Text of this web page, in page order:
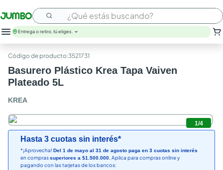
¿Qué estás buscando?
Entrega o retiro, tú eliges.
:3521731
Basurero Plástico Krea Tapa Vaiven
Plateado 5L
KREA
1/4
Hasta 3 cuotas sin interés*
*¡Aprovecha! Del 1 de mayo al 31 de agosto paga en 3 cuotas sin interés
en comprassuperiores a $1.500.000. Aplica para compras online y
pagando con las tarjetas de los bancos: